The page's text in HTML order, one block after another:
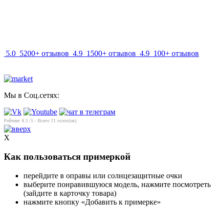
5.0 5200+ отзывов 4.9 1500+ отзывов 4.9 100+ отзывов
Мы в Соц.сетях:
Рейтинг 4.3 /5 - Всего 11 голос(ов)
X
Как пользоваться примеркой
перейдите в оправы или солнцезащитные очки
выберите понравившуюся модель, нажмите посмотреть
(зайдите в карточку товара)
нажмите кнопку «Добавить к примерке»